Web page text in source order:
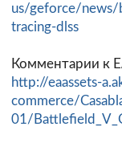
us/geforce/
tracing-dlss
Комментарии к
http://eaassets-
commerce/
01/